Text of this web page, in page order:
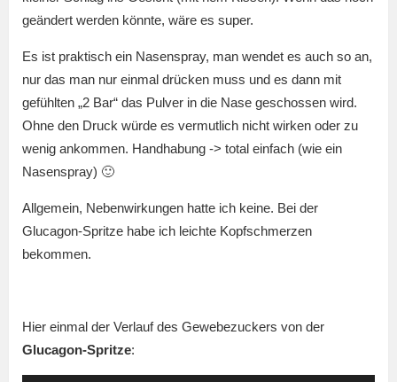
geändert werden könnte, wäre es super.
Es ist praktisch ein Nasenspray, man wendet es auch so an,
nur das man nur einmal drücken muss und es dann mit
gefühlten „2 Bar“ das Pulver in die Nase geschossen wird.
Ohne den Druck würde es vermutlich nicht wirken oder zu
wenig ankommen. Handhabung -> total einfach (wie ein
Nasenspray) 🙂
Allgemein, Nebenwirkungen hatte ich keine. Bei der
Glucagon-Spritze habe ich leichte Kopfschmerzen
bekommen.
Hier einmal der Verlauf des Gewebezuckers von der
Glucagon-Spritze: